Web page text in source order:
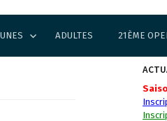
ADULTES 21ÈME